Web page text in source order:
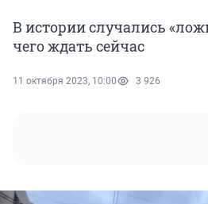
В истории случались
чего ждать сейчас
11 октября 2023, 10:00 3 926